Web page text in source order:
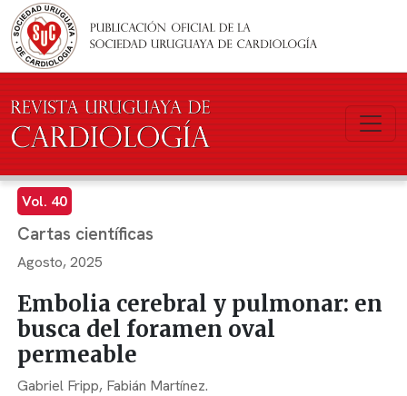
Pasar al contenido principal
Vol. 40
Cartas científicas
Agosto, 2025
Embolia cerebral y pulmonar: en
busca del foramen oval
permeable
Gabriel Fripp, Fabián Martínez.